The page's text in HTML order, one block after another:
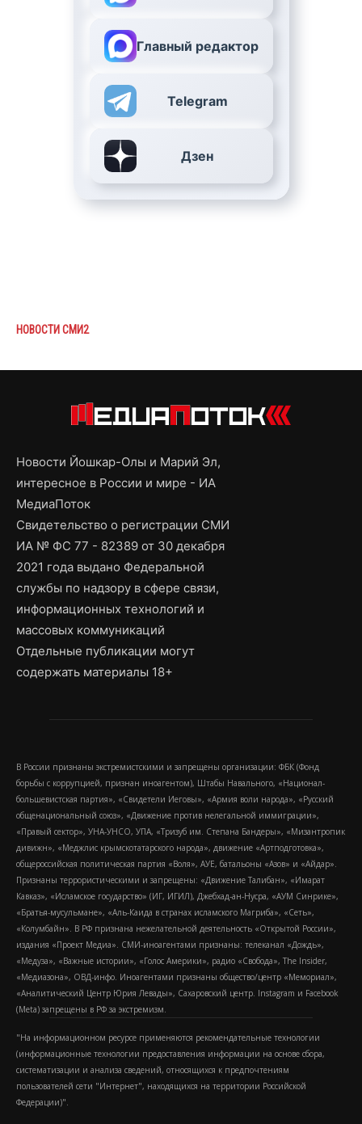
Главный редактор
Telegram
Дзен
НОВОСТИ СМИ2
Новости Йошкар-Олы и Марий Эл,
интересное в России и мире - ИА
МедиаПоток
Свидетельство о регистрации СМИ
ИА № ФС 77 - 82389 от 30 декабря
2021 года выдано Федеральной
службы по надзору в сфере связи,
информационных технологий и
массовых коммуникаций
Отдельные публикации могут
содержать материалы 18+
В России признаны экстремистскими и запрещены организации: ФБК (Фонд
борьбы с коррупцией, признан иноагентом), Штабы Навального, «Национал-
большевистская партия», «Свидетели Иеговы», «Армия воли народа», «Русский
общенациональный союз», «Движение против нелегальной иммиграции»,
«Правый сектор», УНА-УНСО, УПА, «Тризуб им. Степана Бандеры», «Мизантропик
дивижн», «Меджлис крымскотатарского народа», движение «Артподготовка»,
общероссийская политическая партия «Воля», АУЕ, батальоны «Азов» и «Айдар».
Признаны террористическими и запрещены: «Движение Талибан», «Имарат
Кавказ», «Исламское государство» (ИГ, ИГИЛ), Джебхад-ан-Нусра, «АУМ Синрике»,
«Братья-мусульмане», «Аль-Каида в странах исламского Магриба», «Сеть»,
«Колумбайн». В РФ признана нежелательной деятельность «Открытой России»,
издания «Проект Медиа». СМИ-иноагентами признаны: телеканал «Дождь»,
«Медуза», «Важные истории», «Голос Америки», радио «Свобода», The Insider,
«Медиазона», ОВД-инфо. Иноагентами признаны общество/центр «Мемориал»,
«Аналитический Центр Юрия Левады», Сахаровский центр. Instagram и Facebook
(Metа) запрещены в РФ за экстремизм.
"На информационном ресурсе применяются рекомендательные технологии
(информационные технологии предоставления информации на основе сбора,
систематизации и анализа сведений, относящихся к предпочтениям
пользователей сети "Интернет", находящихся на территории Российской
Федерации)".